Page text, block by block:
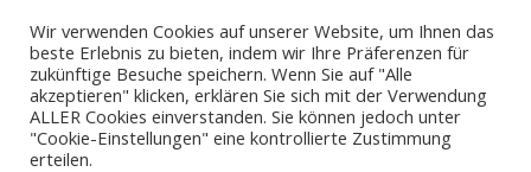
Medikamente verwenden.
Wir verwenden Cookies auf unserer Website, um Ihnen das
beste Erlebnis zu bieten, indem wir Ihre Präferenzen für
zukünftige Besuche speichern. Wenn Sie auf "Alle
akzeptieren" klicken, erklären Sie sich mit der Verwendung
ALLER Cookies einverstanden. Sie können jedoch unter
"Cookie-Einstellungen" eine kontrollierte Zustimmung
erteilen.